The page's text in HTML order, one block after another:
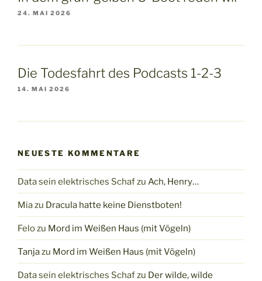
24. MAI 2026
Die Todesfahrt des Podcasts 1-2-3
14. MAI 2026
NEUESTE KOMMENTARE
Data sein elektrisches Schafzu Ach, Henry…
Miazu Dracula hatte keine Dienstboten!
Felozu Mord im Weißen Haus (mit Vögeln)
Tanjazu Mord im Weißen Haus (mit Vögeln)
Data sein elektrisches Schafzu Der wilde, wilde